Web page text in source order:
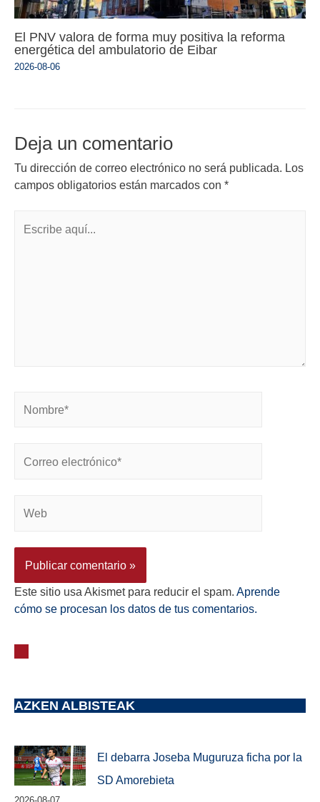
El PNV valora de forma muy positiva la reforma
energética del ambulatorio de Eibar
2026-08-06
Deja un comentario
Tu dirección de correo electrónico no será publicada. Los
campos obligatorios están marcados con *
Este sitio usa Akismet para reducir el spam. Aprende
cómo se procesan los datos de tus comentarios.
AZKEN ALBISTEAK
El debarra Joseba Muguruza ficha por la
SD Amorebieta